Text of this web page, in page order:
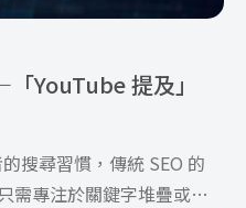
YouTube 提及」
搜尋習慣，傳統 SEO 的
需專注於關鍵字堆疊或建